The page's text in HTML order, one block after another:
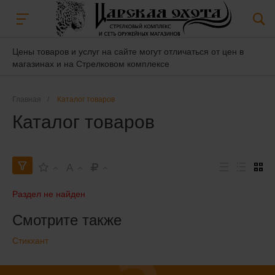
Цены товаров и услуг на сайте могут отличаться от цен в
магазинах и на Стрелковом комплексе
Главная Каталог товаров
Каталог товаров
A
Раздел не найден
Смотрите также
Стикхант